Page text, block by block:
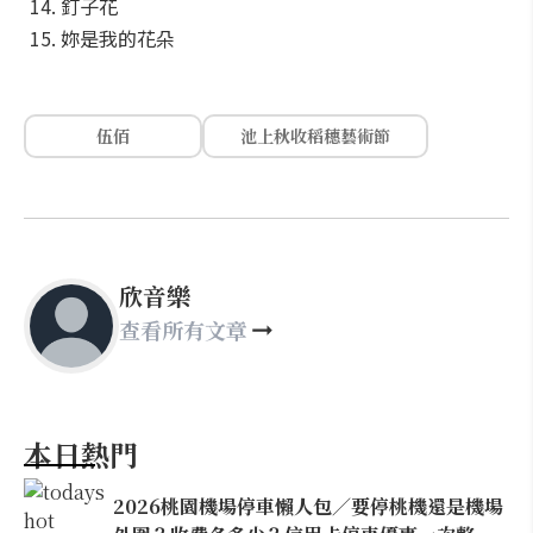
14. 釘子花
15. 妳是我的花朵
伍佰 池上秋收稻穗藝術節
欣音樂
查看所有文章
本日熱門
2026桃園機場停車懶人包／要停桃機還是機場